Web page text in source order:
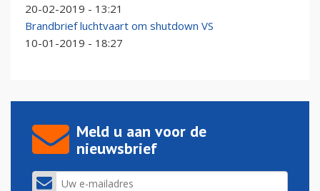
20-02-2019 - 13:21
Brandbrief luchtvaart om shutdown VS
10-01-2019 - 18:27
Meld u aan voor de
nieuwsbrief